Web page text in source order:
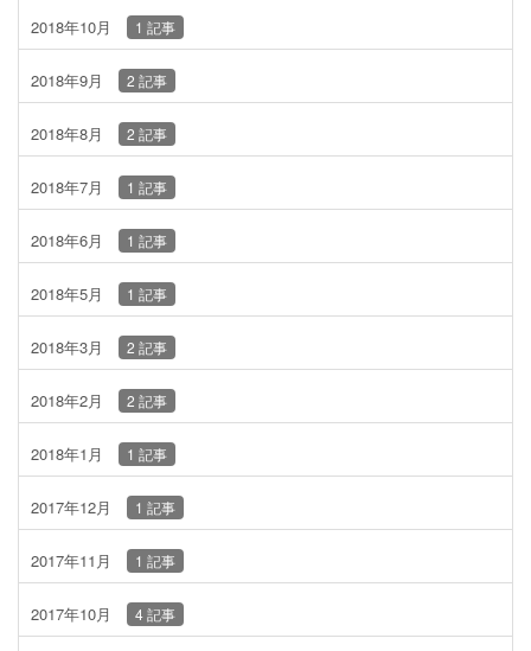
2018年10月 1 記事
2018年9月 2 記事
2018年8月 2 記事
2018年7月 1 記事
2018年6月 1 記事
2018年5月 1 記事
2018年3月 2 記事
2018年2月 2 記事
2018年1月 1 記事
2017年12月 1 記事
2017年11月 1 記事
2017年10月 4 記事